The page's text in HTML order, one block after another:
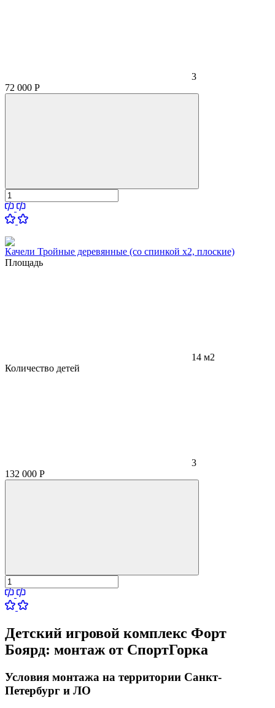
3
72 000 Р
Качели Тройные деревянные (со спинкой x2, плоские)
Площадь
14 м2
Количество детей
3
132 000 Р
Детский игровой комплекс Форт
Боярд: монтаж от СпортГорка
Условия монтажа на территории Санкт-
Петербург и ЛО